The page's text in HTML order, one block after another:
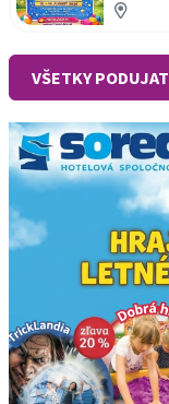
VŠETKY